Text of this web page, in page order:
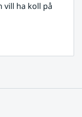
vill ha koll på